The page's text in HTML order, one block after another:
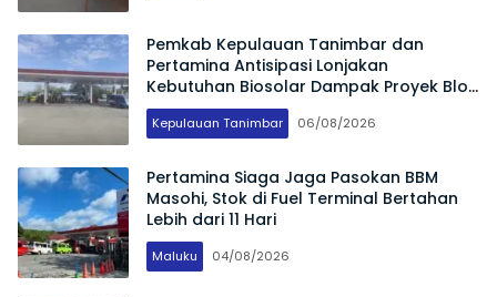
Pemkab Kepulauan Tanimbar dan
Pertamina Antisipasi Lonjakan
Kebutuhan Biosolar Dampak Proyek Blok
Masela
Kepulauan Tanimbar 06/08/2026
Pertamina Siaga Jaga Pasokan BBM
Masohi, Stok di Fuel Terminal Bertahan
Lebih dari 11 Hari
Maluku 04/08/2026